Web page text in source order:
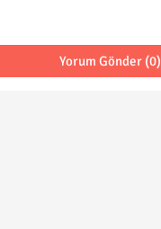
Yorum Gönder (0)